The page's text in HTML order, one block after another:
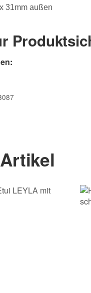
31mm außen